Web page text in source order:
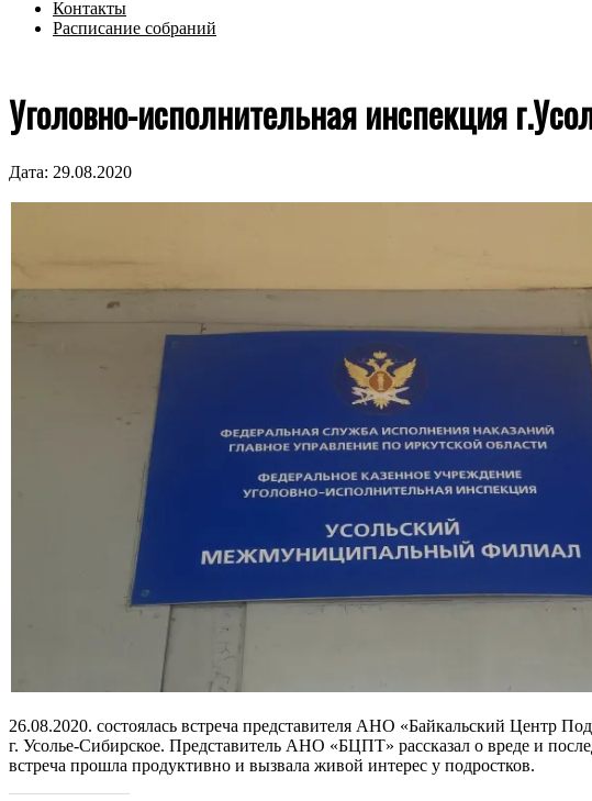
Контакты
Расписание собраний
Уголовно-исполнительная инспекция
Дата: 29.08.2020
26.08.2020. состоялась встреча представителя АНО «Байкальский Центр
г. Усолье-Сибирское. Представитель АНО «БЦПТ» рассказал о вреде и
встреча прошла продуктивно и вызвала живой интерес у подростков.